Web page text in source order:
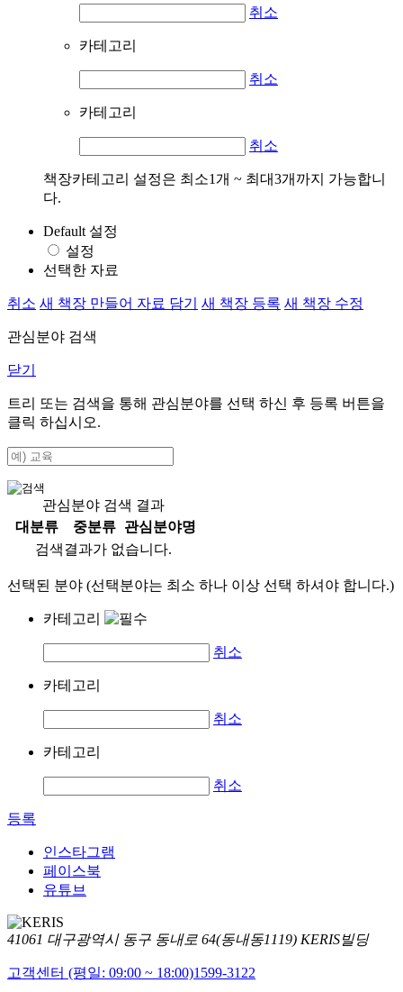
취소
카테고리
취소
카테고리
취소
책장카테고리 설정은 최소1개 ~ 최대3개까지 가능합니
다.
Default 설정
설정
선택한 자료
취소 새 책장 만들어 자료 담기 새 책장 등록 새 책장 수정
관심분야 검색
닫기
트리 또는 검색을 통해 관심분야를 선택 하신 후 등록 버튼을
클릭 하십시오.
관심분야 검색 결과
대분류
중분류
관심분야명
검색결과가 없습니다.
선택된 분야 (선택분야는 최소 하나 이상 선택 하셔야 합니다.)
카테고리
취소
카테고리
취소
카테고리
취소
등록
인스타그램
페이스북
유튜브
41061 대구광역시 동구 동내로 64(동내동1119) KERIS빌딩
고객센터 (평일: 09:00 ~ 18:00)1599-3122